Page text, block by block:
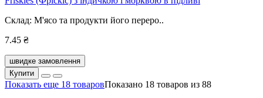
Склад: М'ясо та продукти його переро..
7.45 ₴
швидке замовлення
Купити
Показать еще 18 товаровПоказано 18 товаров из 88